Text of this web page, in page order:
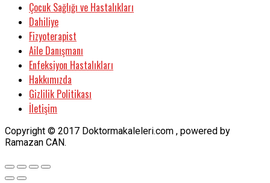
Çocuk Sağlığı ve Hastalıkları
Dahiliye
Fizyoterapist
Aile Danışmanı
Enfeksiyon Hastalıkları
Hakkımızda
Gizlilik Politikası
İletişim
Copyright © 2017 Doktormakaleleri.com , powered by
Ramazan CAN.